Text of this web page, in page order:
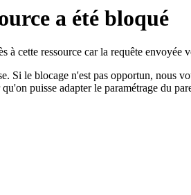
a été bloqué
cette ressource car la requête envoyée
Si le blocage n'est pas opportun, nous
puisse adapter le paramétrage du